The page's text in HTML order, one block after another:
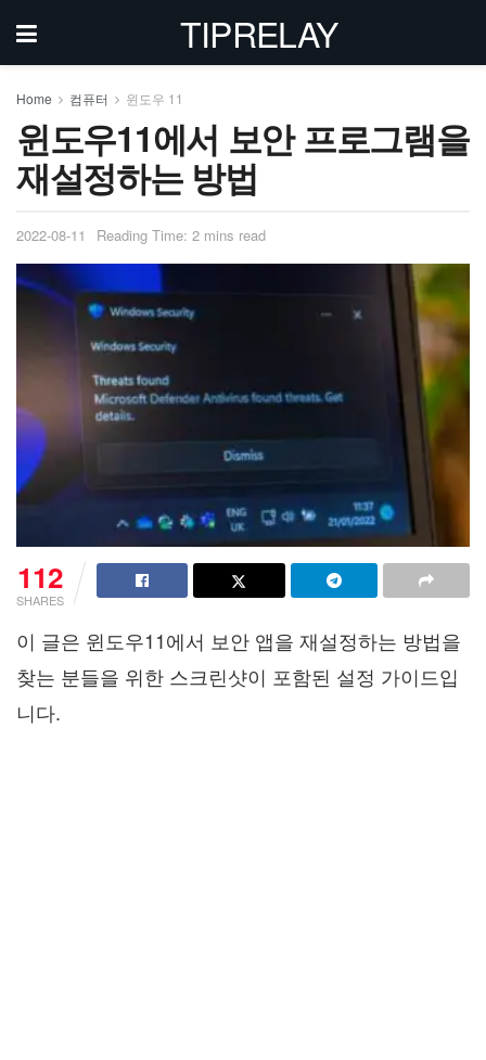
TIPRELAY
Home 컴퓨터 윈도우 11
윈도우11에서 보안 프로그램을
재설정하는 방법
2022-08-11 Reading Time: 2 mins read
112
SHARES
이 글은 윈도우11에서 보안 앱을 재설정하는 방법을
찾는 분들을 위한 스크린샷이 포함된 설정 가이드입
니다.